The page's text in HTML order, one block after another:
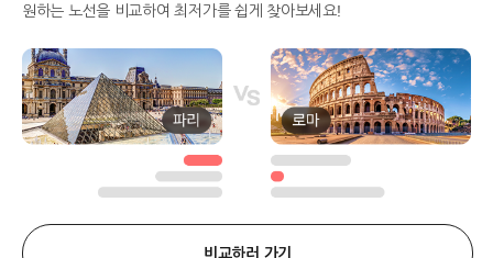
원하는 노선을 비교하여 최저가를 쉽게 찾아보세요!
비교하러 가기